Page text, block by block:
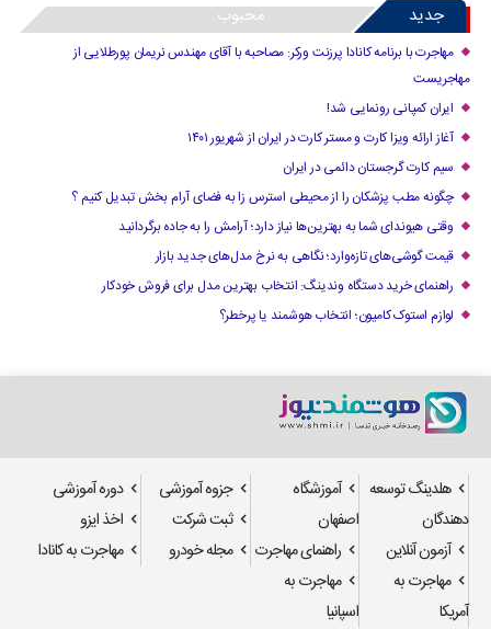
جدید محبوب
مهاجرت با برنامه کانادا پرزنت ورکر: مصاحبه با آقای مهندس نریمان پورطلایی از
مهاجریست
ایران کمپانی رونمایی شد!
آغاز ارائه ویزا کارت و مستر کارت در ایران از شهریور ۱۴۰۱
سیم کارت گرجستان دائمی در ایران
چگونه مطب پزشکان را از محیطی استرس زا به فضای آرام بخش تبدیل کنیم ؟
وقتی هیوندای شما به بهترین‌ها نیاز دارد؛ آرامش را به جاده برگردانید
قیمت گوشی‌های تازه‌وارد؛ نگاهی به نرخ مدل‌های جدید بازار
راهنمای خرید دستگاه وندینگ: انتخاب بهترین مدل برای فروش خودکار
لوازم استوک کامیون؛ انتخاب هوشمند یا پرخطر؟
هلدینگ توسعه
دهندگان
آموزشگاه
اصفهان
جزوه آموزشی
دوره آموزشی
ثبت شرکت
اخذ ایزو
آزمون آنلاین
راهنمای مهاجرت مجله خودرو
مهاجرت به کانادا
مهاجرت به
آمریکا
مهاجرت به
اسپانیا